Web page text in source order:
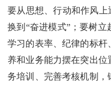
要从思想、行动和作风上
换到“奋进模式”；要树
学习的表率、纪律的标
养和业务能力摆在突出
务培训、完善考核机制